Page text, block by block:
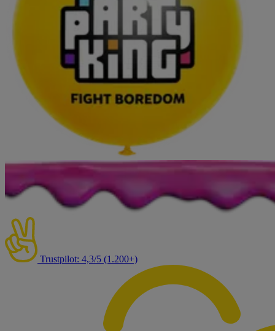
Trustpilot: 4,3/5 (1.200+)